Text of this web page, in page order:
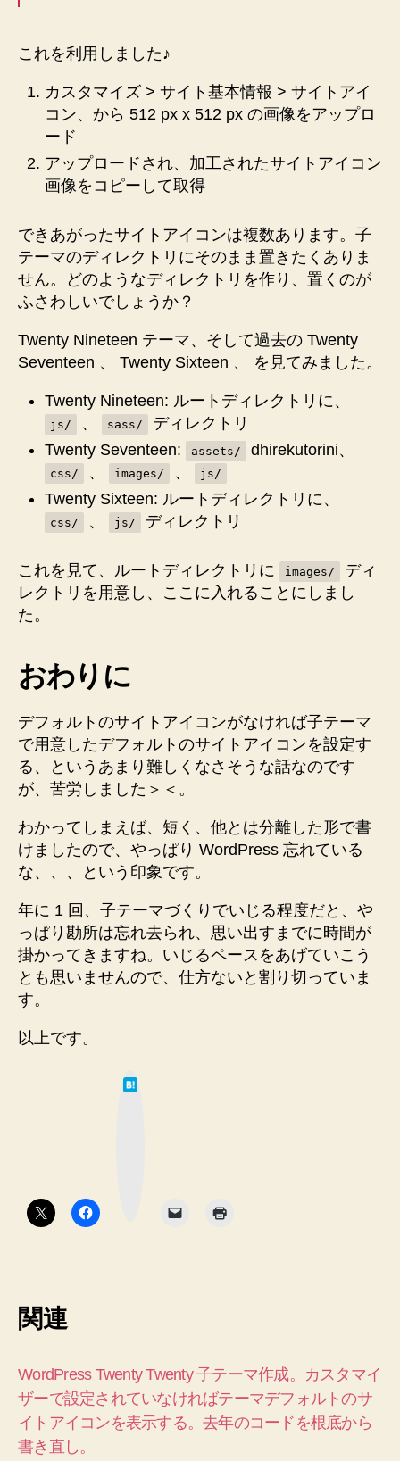
これを利用しました♪
カスタマイズ > サイト基本情報 > サイトアイ
コン、から 512 px x 512 px の画像をアップロ
ード
アップロードされ、加工されたサイトアイコン
画像をコピーして取得
できあがったサイトアイコンは複数あります。子
テーマのディレクトリにそのまま置きたくありま
せん。どのようなディレクトリを作り、置くのが
ふさわしいでしょうか？
Twenty Nineteen テーマ、そして過去の Twenty
Seventeen 、 Twenty Sixteen 、 を見てみました。
Twenty Nineteen: ルートディレクトリに、
js/ 、 sass/
ディレクトリ
Twenty Seventeen:
assets/ dhirekutorini、
css/ 、 images/ 、 js/
Twenty Sixteen: ルートディレクトリに、
css/ 、 js/ ディレクトリ
これを見て、ルートディレクトリに images/
ディ
レクトリを用意し、ここに入れることにしまし
た。
おわりに
デフォルトのサイトアイコンがなければ子テーマ
で用意したデフォルトのサイトアイコンを設定す
る、というあまり難しくなさそうな話なのです
が、苦労しました＞＜。
わかってしまえば、短く、他とは分離した形で書
けましたので、やっぱり WordPress 忘れている
な、、、という印象です。
年に 1 回、子テーマづくりでいじる程度だと、や
っぱり勘所は忘れ去られ、思い出すまでに時間が
掛かってきますね。いじるペースをあげていこう
とも思いませんので、仕方ないと割り切っていま
す。
以上です。
関連
WordPress Twenty Twenty 子テーマ作成。カスタマイ
ザーで設定されていなければテーマデフォルトのサ
イトアイコンを表示する。去年のコードを根底から
書き直し。